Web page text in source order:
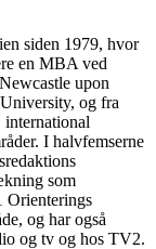
siden 1979, hvor
en MBA ved
upon
og fra
I halvfemserne
som
Orienterings
og har også
og tv og hos TV2.